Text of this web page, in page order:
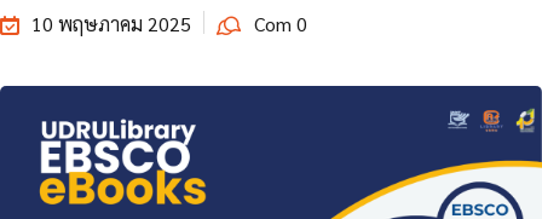
10 พฤษภาคม 2025 Com 0